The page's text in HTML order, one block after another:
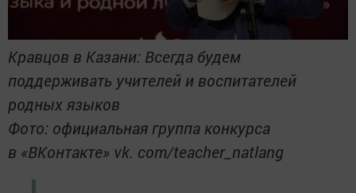
Кравцов в Казани: Всегда будем
поддерживать учителей и воспитателей
родных языков
Фото: официальная группа конкурса
в «ВКонтакте» vk. com/teacher_natlang